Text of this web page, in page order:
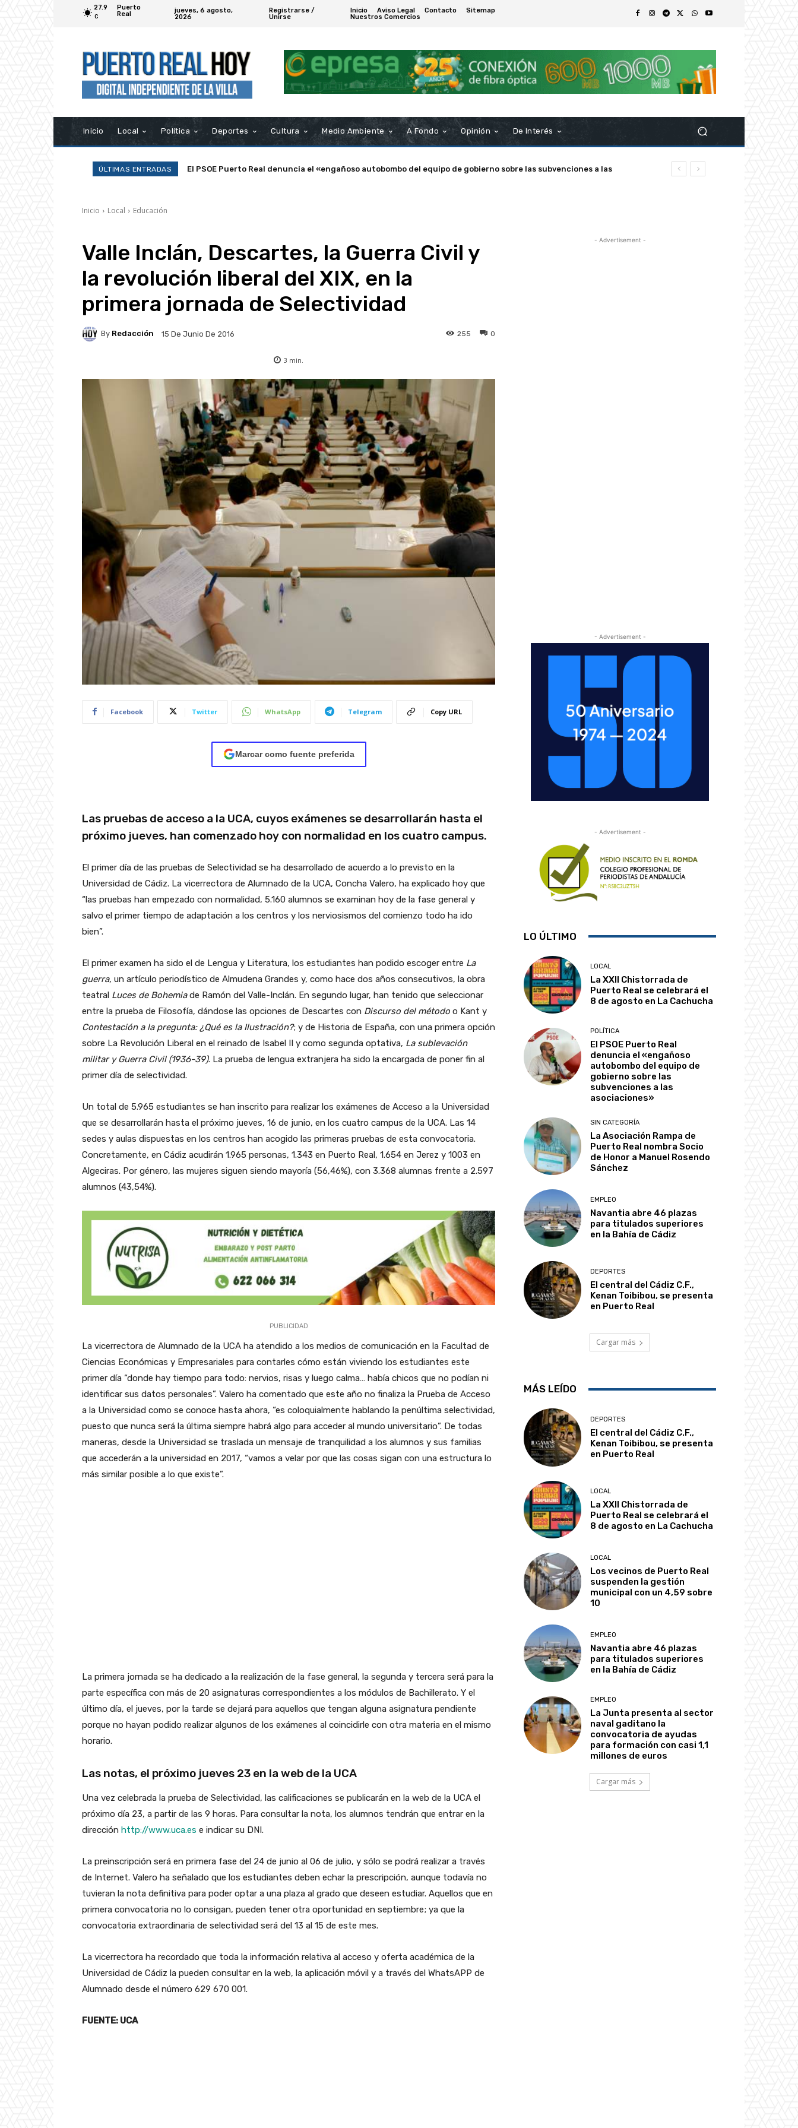
27.9
C
Puerto
Real
jueves, 6 agosto,
2026
Registrarse /
Unirse
Inicio Aviso Legal Contacto
Sitemap
Nuestros Comercios
Inicio Local Política Deportes Cultura Medio Ambiente A Fondo Opinión De Interés
ÚLTIMAS ENTRADAS
El PSOE Puerto Real denuncia el «engañoso autobombo del equipo de gobierno sobre las subvenciones a las
La Asociación Rampa de Puerto Real nombra Socio de Honor a Manuel Rosendo Sánchez
Inicio Local Educación
Valle Inclán, Descartes, la Guerra Civil y
la revolución liberal del XIX, en la
primera jornada de Selectividad
By Redacción 15 De Junio De 2016 0
255
3 min.
Facebook Twitter WhatsApp Telegram Copy URL
Marcar como fuente preferida
Las pruebas de acceso a la UCA, cuyos exámenes se desarrollarán hasta el
próximo jueves, han comenzado hoy con normalidad en los cuatro campus.
El primer día de las pruebas de Selectividad se ha desarrollado de acuerdo a lo previsto en la
Universidad de Cádiz. La vicerrectora de Alumnado de la UCA, Concha Valero, ha explicado hoy que
“las pruebas han empezado con normalidad, 5.160 alumnos se examinan hoy de la fase general y
salvo el primer tiempo de adaptación a los centros y los nerviosismos del comienzo todo ha ido
bien”.
El primer examen ha sido el de Lengua y Literatura, los estudiantes han podido escoger entre La
guerra, un artículo periodístico de Almudena Grandes y, como hace dos años consecutivos, la obra
teatral Luces de Bohemiade Ramón del Valle-Inclán. En segundo lugar, han tenido que seleccionar
entre la prueba de Filosofía, dándose las opciones de Descartes con Discurso del método o Kant y
Contestación a la pregunta: ¿Qué es la Ilustración?; y de Historia de España, con una primera opción
sobre La Revolución Liberal en el reinado de Isabel II y como segunda optativa, La sublevación
militar y Guerra Civil (1936-39). La prueba de lengua extranjera ha sido la encargada de poner fin al
primer día de selectividad.
Un total de 5.965 estudiantes se han inscrito para realizar los exámenes de Acceso a la Universidad
que se desarrollarán hasta el próximo jueves, 16 de junio, en los cuatro campus de la UCA. Las 14
sedes y aulas dispuestas en los centros han acogido las primeras pruebas de esta convocatoria.
Concretamente, en Cádiz acudirán 1.965 personas, 1.343 en Puerto Real, 1.654 en Jerez y 1003 en
Algeciras. Por género, las mujeres siguen siendo mayoría (56,46%), con 3.368 alumnas frente a 2.597
alumnos (43,54%).
PUBLICIDAD
La vicerrectora de Alumnado de la UCA ha atendido a los medios de comunicación en la Facultad de
Ciencias Económicas y Empresariales para contarles cómo están viviendo los estudiantes este
primer día “donde hay tiempo para todo: nervios, risas y luego calma… había chicos que no podían ni
identificar sus datos personales”. Valero ha comentado que este año no finaliza la Prueba de Acceso
a la Universidad como se conoce hasta ahora, “es coloquialmente hablando la penúltima selectividad,
puesto que nunca será la última siempre habrá algo para acceder al mundo universitario”. De todas
maneras, desde la Universidad se traslada un mensaje de tranquilidad a los alumnos y sus familias
que accederán a la universidad en 2017, “vamos a velar por que las cosas sigan con una estructura lo
más similar posible a lo que existe”.
La primera jornada se ha dedicado a la realización de la fase general, la segunda y tercera será para la
parte específica con más de 20 asignaturas correspondientes a los módulos de Bachillerato. Y el
último día, el jueves, por la tarde se dejará para aquellos que tengan alguna asignatura pendiente
porque no hayan podido realizar algunos de los exámenes al coincidirle con otra materia en el mismo
horario.
Las notas, el próximo jueves 23 en la web de la UCA
Una vez celebrada la prueba de Selectividad, las calificaciones se publicarán en la web de la UCA el
próximo día 23, a partir de las 9 horas. Para consultar la nota, los alumnos tendrán que entrar en la
dirección http://www.uca.es e indicar su DNI.
La preinscripción será en primera fase del 24 de junio al 06 de julio, y sólo se podrá realizar a través
de Internet. Valero ha señalado que los estudiantes deben echar la prescripción, aunque todavía no
tuvieran la nota definitiva para poder optar a una plaza al grado que deseen estudiar. Aquellos que en
primera convocatoria no lo consigan, pueden tener otra oportunidad en septiembre; ya que la
convocatoria extraordinaria de selectividad será del 13 al 15 de este mes.
La vicerrectora ha recordado que toda la información relativa al acceso y oferta académica de la
Universidad de Cádiz la pueden consultar en la web, la aplicación móvil y a través del WhatsAPP de
Alumnado desde el número 629 670 001.
FUENTE: UCA
- Advertisement -
- Advertisement -
- Advertisement -
LO ÚLTIMO
LOCAL
La XXII Chistorrada de
Puerto Real se celebrará el
8 de agosto en La Cachucha
POLÍTICA
El PSOE Puerto Real
denuncia el «engañoso
autobombo del equipo de
gobierno sobre las
subvenciones a las
asociaciones»
SIN CATEGORÍA
La Asociación Rampa de
Puerto Real nombra Socio
de Honor a Manuel Rosendo
Sánchez
EMPLEO
Navantia abre 46 plazas
para titulados superiores
en la Bahía de Cádiz
DEPORTES
El central del Cádiz C.F.,
Kenan Toibibou, se presenta
en Puerto Real
Cargar más
MÁS LEÍDO
DEPORTES
El central del Cádiz C.F.,
Kenan Toibibou, se presenta
en Puerto Real
LOCAL
La XXII Chistorrada de
Puerto Real se celebrará el
8 de agosto en La Cachucha
LOCAL
Los vecinos de Puerto Real
suspenden la gestión
municipal con un 4,59 sobre
10
EMPLEO
Navantia abre 46 plazas
para titulados superiores
en la Bahía de Cádiz
EMPLEO
La Junta presenta al sector
naval gaditano la
convocatoria de ayudas
para formación con casi 1,1
millones de euros
Cargar más